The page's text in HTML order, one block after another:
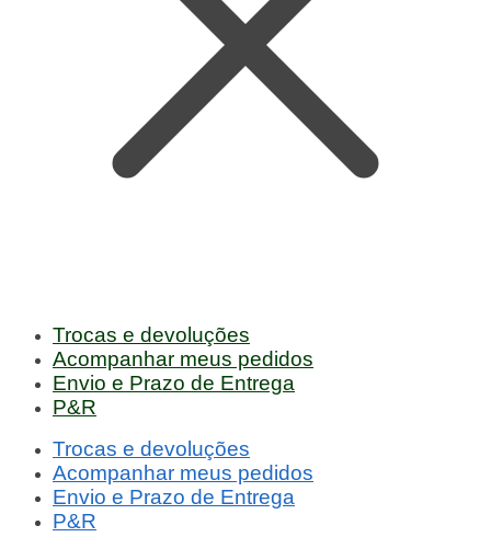
Trocas e devoluções
Acompanhar meus pedidos
Envio e Prazo de Entrega
P&R
Trocas e devoluções
Acompanhar meus pedidos
Envio e Prazo de Entrega
P&R